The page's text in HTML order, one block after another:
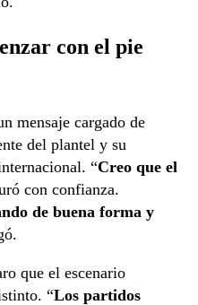
con el pie
mensaje cargado de
del plantel y su
“Creo que el
con confianza.
de buena forma y
que el escenario
“Los partidos